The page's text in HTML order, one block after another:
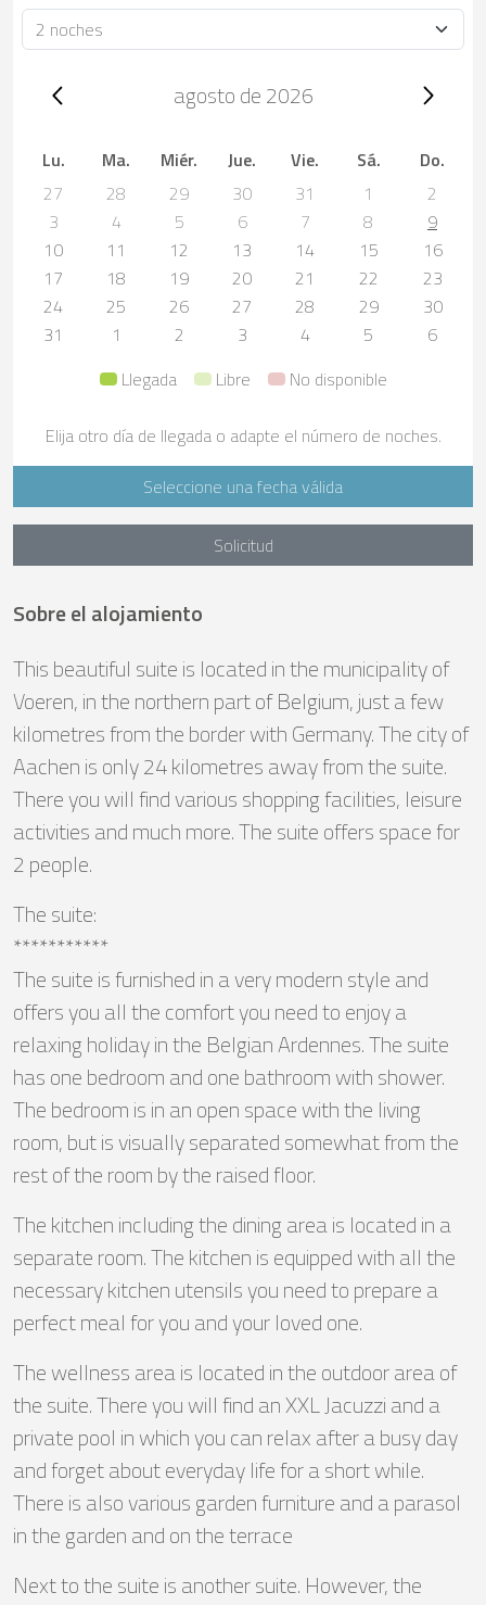
Duración
Trip dates, agosto de 2026
agosto de 2026
Lu. Ma. Miér. Jue. Vie. Sá.
Do.
27
28 29 30 31 1
2
3
4 5 6 7 8
9
10
11 12 13 14 15
16
17
18 19 20 21 22
23
24
25 26 27 28 29
30
31
1 2 3 4 5
6
Llegada
Libre No disponible
Elija otro día de llegada o adapte el número de noches.
Seleccione una fecha válida
Solicitud
Sobre el alojamiento
This beautiful suite is located in the municipality of
Voeren, in the northern part of Belgium, just a few
kilometres from the border with Germany. The city of
Aachen is only 24 kilometres away from the suite.
There you will find various shopping facilities, leisure
activities and much more. The suite offers space for
2 people.
The suite:
***********
The suite is furnished in a very modern style and
offers you all the comfort you need to enjoy a
relaxing holiday in the Belgian Ardennes. The suite
has one bedroom and one bathroom with shower.
The bedroom is in an open space with the living
room, but is visually separated somewhat from the
rest of the room by the raised floor.
The kitchen including the dining area is located in a
separate room. The kitchen is equipped with all the
necessary kitchen utensils you need to prepare a
perfect meal for you and your loved one.
The wellness area is located in the outdoor area of
the suite. There you will find an XXL Jacuzzi and a
private pool in which you can relax after a busy day
and forget about everyday life for a short while.
There is also various garden furniture and a parasol
in the garden and on the terrace
Next to the suite is another suite. However, the